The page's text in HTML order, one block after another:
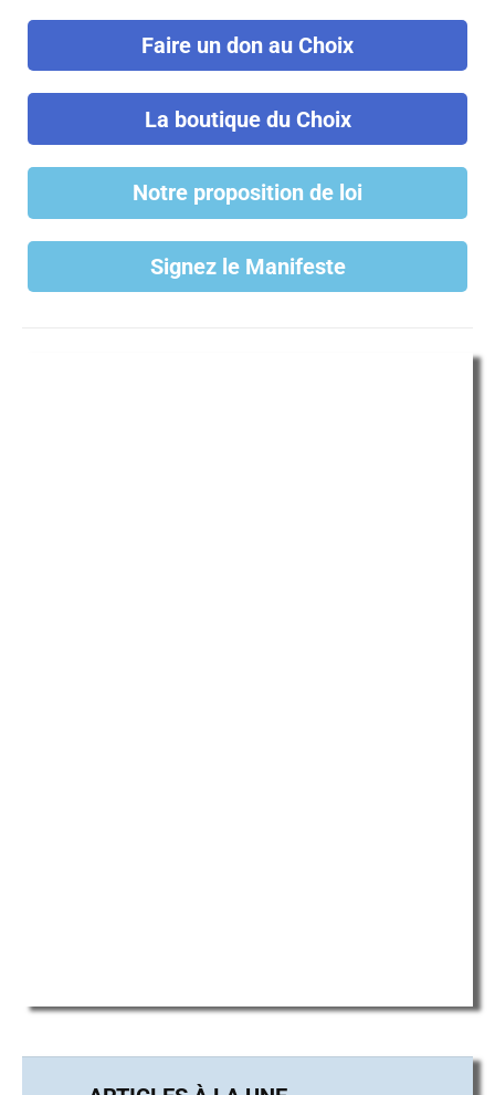
Faire un don au Choix
La boutique du Choix
Notre proposition de loi
Signez le Manifeste